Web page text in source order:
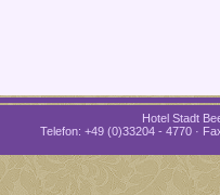
Hotel Stadt
Telefon: +49 (0)33204 - 4770 ·